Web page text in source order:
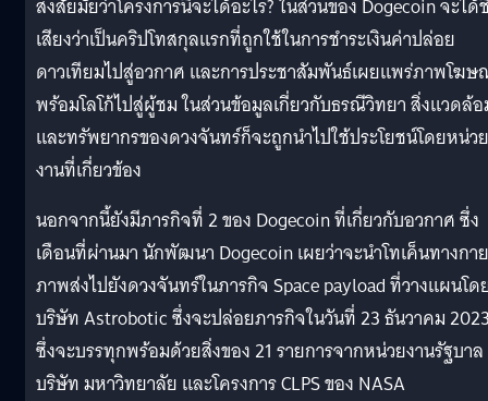
สงสัยมั้ยว่าโครงการนี้จะได้อะไร? ในส่วนของ Dogecoin จะได้
เสียงว่าเป็นคริปโทสกุลแรกที่ถูกใช้ในการชำระเงินค่าปล่อย
ดาวเทียมไปสู่อวกาศ และการประชาสัมพันธ์เผยแพร่ภาพโฆ
พร้อมโลโก้ไปสู่ผู้ชม ในส่วนข้อมูลเกี่ยวกับธรณีวิทยา สิ่งแวดล้
และทรัพยากรของดวงจันทร์ก็จะถูกนำไปใช้ประโยชน์โดยหน่วย
งานที่เกี่ยวข้อง
นอกจากนี้ยังมีภารกิจที่ 2 ของ Dogecoin ที่เกี่ยวกับอวกาศ ซึ่ง
เดือนที่ผ่านมา นักพัฒนา Dogecoin เผยว่าจะนำโทเค็นทางกาย
ภาพส่งไปยังดวงจันทร์ในภารกิจ Space payload ที่วางแผนโด
บริษัท Astrobotic ซึ่งจะปล่อยภารกิจในวันที่ 23 ธันวาคม
ซึ่งจะบรรทุกพร้อมด้วยสิ่งของ 21 รายการจากหน่วยงานรัฐบาล
บริษัท มหาวิทยาลัย และโครงการ CLPS ของ NASA